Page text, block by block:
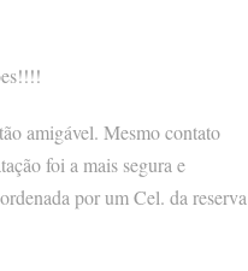
amigável. Mesmo contato
foi a mais segura e
por um Cel. da reserva